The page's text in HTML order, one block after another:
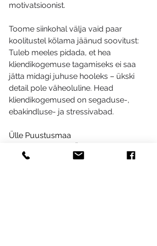
motivatsioonist.
Toome siinkohal välja vaid paar
koolitustel kõlama jäänud soovitust:
Tuleb meeles pidada, et hea
kliendikogemuse tagamiseks ei saa
jätta midagi juhuse hooleks – ükski
detail pole väheoluline. Head
kliendikogemused on segaduse-,
ebakindluse- ja stressivabad.
Ülle Puustusmaa
Turismi- ja teenusedisaini ekspert